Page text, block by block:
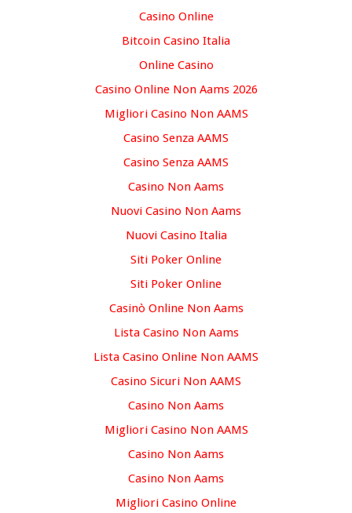
Casino Online
Bitcoin Casino Italia
Online Casino
Casino Online Non Aams 2026
Migliori Casino Non AAMS
Casino Senza AAMS
Casino Senza AAMS
Casino Non Aams
Nuovi Casino Non Aams
Nuovi Casino Italia
Siti Poker Online
Siti Poker Online
Casinò Online Non Aams
Lista Casino Non Aams
Lista Casino Online Non AAMS
Casino Sicuri Non AAMS
Casino Non Aams
Migliori Casino Non AAMS
Casino Non Aams
Casino Non Aams
Migliori Casino Online